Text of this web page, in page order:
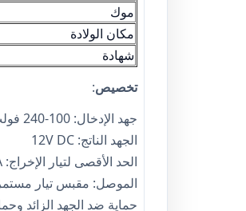
موك
مكان الولادة
شهادة
تخصيص:
جهد الإدخال: 100-240 فولت تيار متردد
الجهد الناتج: 12V DC
الحد الأقصى لتيار الإخراج: 1A
الموصل: مقبس تيار مستمر 5.5 مم × 2.1 مم
حماية ضد الجهد الزائد